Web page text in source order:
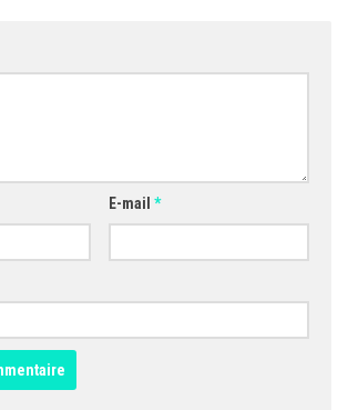
E-mail *